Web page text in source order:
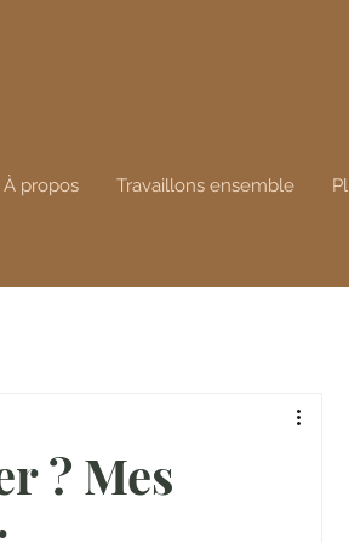
À propos Travaillons ensemble
? Mes